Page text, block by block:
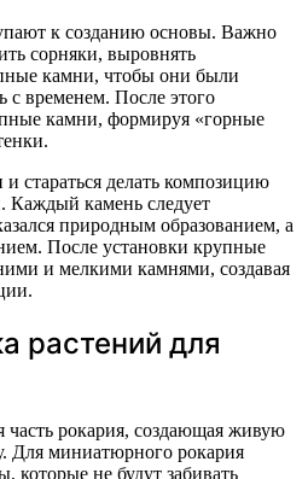
к созданию основы. Важно
сорняки, выровнять
камни, чтобы они были
с временем. После этого
камни, формируя «горные
стараться делать композицию
Каждый камень следует
природным образованием, а
После установки крупные
и мелкими камнями, создавая
растений для
рокария, создающая живую
Для миниатюрного рокария
которые не будут забивать